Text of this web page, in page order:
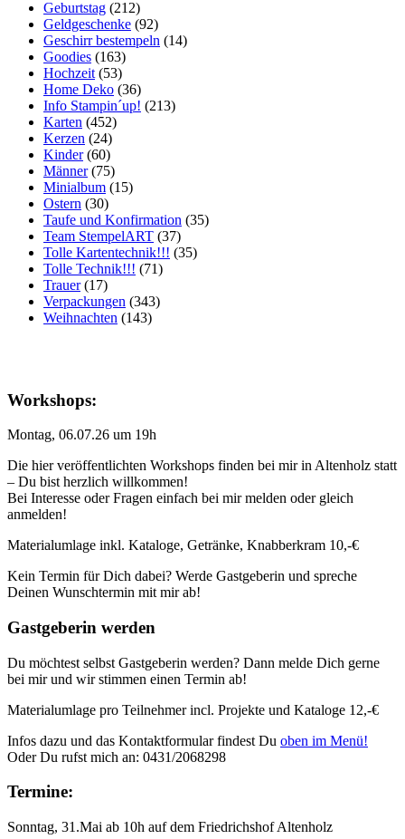
Geburtstag (212)
Geldgeschenke (92)
Geschirr bestempeln (14)
Goodies (163)
Hochzeit (53)
Home Deko (36)
Info Stampin´up! (213)
Karten (452)
Kerzen (24)
Kinder(60)
Männer(75)
Minialbum (15)
Ostern (30)
Taufe und Konfirmation (35)
Team StempelART (37)
Tolle Kartentechnik!!! (35)
Tolle Technik!!! (71)
Trauer(17)
Verpackungen (343)
Weihnachten (143)
Workshops:
Montag, 06.07.26 um 19h
Die hier veröffentlichten Workshops finden bei mir in Altenholz statt
– Du bist herzlich willkommen!
Bei Interesse oder Fragen einfach bei mir melden oder gleich
anmelden!
Materialumlage inkl. Kataloge, Getränke, Knabberkram 10,-€
Kein Termin für Dich dabei? Werde Gastgeberin und spreche
Deinen Wunschtermin mit mir ab!
Gastgeberin werden
Du möchtest selbst Gastgeberin werden? Dann melde Dich gerne
bei mir und wir stimmen einen Termin ab!
Materialumlage pro Teilnehmer incl. Projekte und Kataloge 12,-€
Infos dazu und das Kontaktformular findest Du oben im Menü!
Oder Du rufst mich an: 0431/2068298
Termine:
Sonntag, 31.Mai ab 10h auf dem Friedrichshof Altenholz